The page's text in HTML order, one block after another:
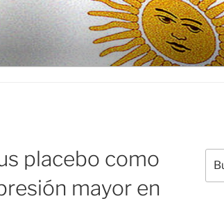
placebo como
mayor en
por: